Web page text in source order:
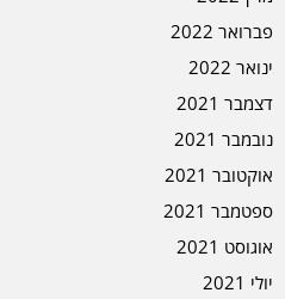
פברואר 2022
ינואר 2022
דצמבר 2021
נובמבר 2021
אוקטובר 2021
ספטמבר 2021
אוגוסט 2021
יולי 2021